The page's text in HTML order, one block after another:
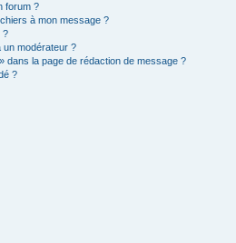
forum ?
à mon message ?
?
modérateur ?
dans la page de rédaction de message ?
?